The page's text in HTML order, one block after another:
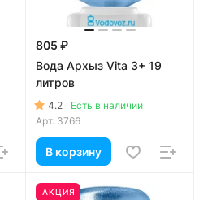
805 ₽
Вода Архыз Vita 3+ 19
литров
4.2
Есть в наличии
Арт. 3766
В корзину
АКЦИЯ